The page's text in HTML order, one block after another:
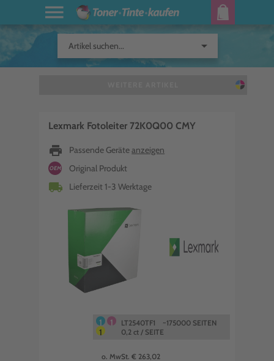
Artikel suchen... arrow_drop_down
Lexmark Fotoleiter 72K0Q00 CMY
print Passende Geräteanzeigen
OEM Original Produkt
local_shipping Lieferzeit 1-3 Werktage
1
1
1
LT2540TF1 ~175000 SEITEN
0,2 ct / SEITE
o. MwSt. € 263,02